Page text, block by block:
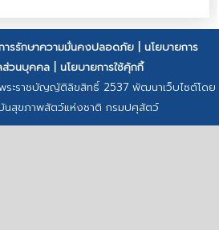
ารรักษาความมั่นคงปลอดภัย |นโยบายการ
วนบุคคล| นโยบายการใช้คุ้กกี้
ะราชบัญญัติลิขสิทธิ์ 2537 พัฒนาเว็บไซต์โดย
นสุขภาพสัตว์แห่งชาติ กรมปศุสัตว์